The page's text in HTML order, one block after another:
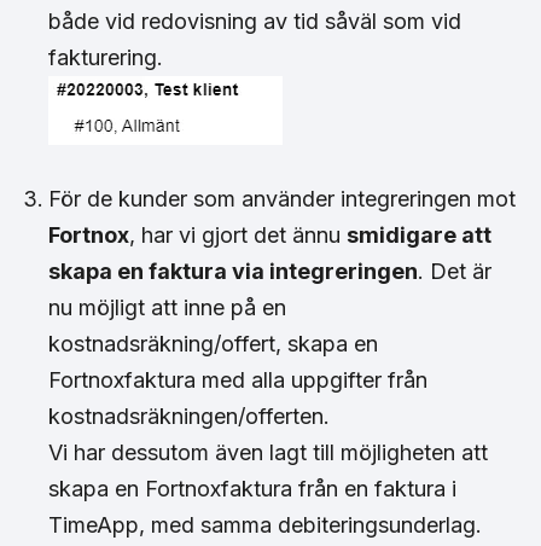
både vid redovisning av tid såväl som vid
fakturering.
För de kunder som använder integreringen mot
Fortnox, har vi gjort det ännu smidigare att
skapa en faktura via integreringen. Det är
nu möjligt att inne på en
kostnadsräkning/offert, skapa en
Fortnoxfaktura med alla uppgifter från
kostnadsräkningen/offerten.
Vi har dessutom även lagt till möjligheten att
skapa en Fortnoxfaktura från en faktura i
TimeApp, med samma debiteringsunderlag.